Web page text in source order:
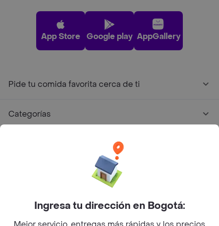
App Store Google play AppGallery
Pide tu comida favorita cerca de ti
Categorías
Facebook
Twitter
Instagram
Ingresa tu dirección en Bogotá: